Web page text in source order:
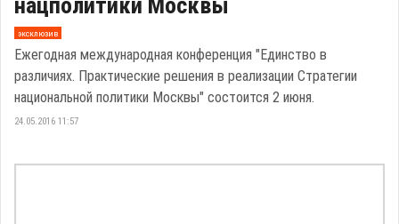
нацполитики Москвы
эксклюзив
Ежегодная международная конференция "Единство в
различиях. Практические решения в реализации Стратегии
национальной политики Москвы" состоится 2 июня.
24.05.2016 11:57